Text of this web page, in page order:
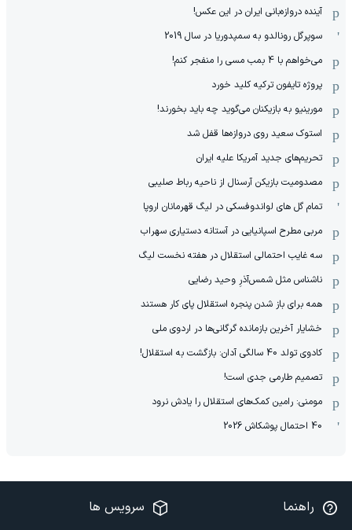
آینده دروازه‌بانی ایران در این عکس!
سوپرگل رونالدو به سمپدوریا در سال 2019
می‌خواهم با 4 بمب مسی را منفجر کنم!
پروژه تایفون ترکیه کلید خورد
مورینیو به بازیکنان می‌گوید چه باید بخورند!
استوک سعید روی دروازه‌ها قفل شد
تحریم‌های جدید آمریکا علیه ایران
مصدومیت بازیکن آرسنال از ناحیه رباط صلیبی
تمام گل های لواندوفسکی در لیگ قهرمانان اروپا
مربی مطرح اسپانیایی در آستانه دستیاری سهراب
سه غایب احتمالی استقلال در هفته نخست لیگ
ناشناس مثل شمس‌آذرِ وحید رضایی
همه برای باز شدن پنجره استقلال پای کار هستند
خشایار آخرین بازمانده گرگانی‌ها در اردوی ملی
کادوی تولد 40 سالگی آدان: بازگشت به استقلال!
تصمیم طارمی جدی است!
مومنی: رامین کمک‌های استقلال را یادش نرود
40 احتمال پوشکاش 2026
راهنما سرویس ها